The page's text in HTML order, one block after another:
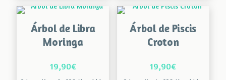
producto
múltiples
variantes.
Las
se
producto
múltiples
variantes.
Las
se
Árbol de Libra
Moringa
19,90€
Árbol de Piscis
Croton
19,90€